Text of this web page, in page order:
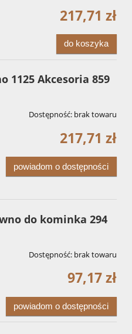
217,71 zł
do koszyka
1125 Akcesoria 859
Dostępność: brak towaru
217,71 zł
powiadom o dostępności
do kominka 294
Dostępność: brak towaru
97,17 zł
powiadom o dostępności